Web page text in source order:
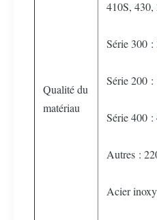
Qualité du
matériau
410S,
Série 300
Série 200
Série 400
Autres :
Acier